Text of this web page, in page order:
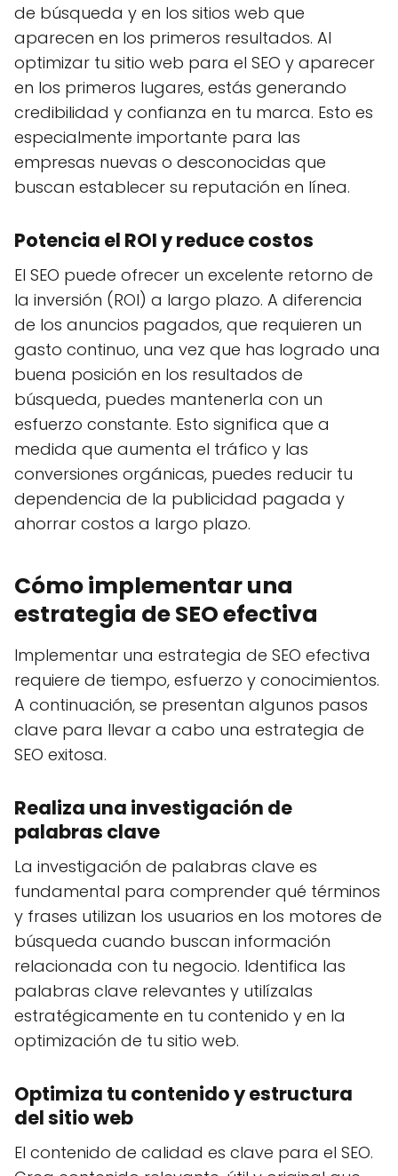
de búsqueda y en los sitios web que
aparecen en los primeros resultados. Al
optimizar tu sitio web para el SEO y aparecer
en los primeros lugares, estás generando
credibilidad y confianza en tu marca. Esto es
especialmente importante para las
empresas nuevas o desconocidas que
buscan establecer su reputación en línea.
Potencia el ROI y reduce costos
El SEO puede ofrecer un excelente retorno de
la inversión (ROI) a largo plazo. A diferencia
de los anuncios pagados, que requieren un
gasto continuo, una vez que has logrado una
buena posición en los resultados de
búsqueda, puedes mantenerla con un
esfuerzo constante. Esto significa que a
medida que aumenta el tráfico y las
conversiones orgánicas, puedes reducir tu
dependencia de la publicidad pagada y
ahorrar costos a largo plazo.
Cómo implementar una
estrategia de SEO efectiva
Implementar una estrategia de SEO efectiva
requiere de tiempo, esfuerzo y conocimientos.
A continuación, se presentan algunos pasos
clave para llevar a cabo una estrategia de
SEO exitosa.
Realiza una investigación de
palabras clave
La investigación de palabras clave es
fundamental para comprender qué términos
y frases utilizan los usuarios en los motores de
búsqueda cuando buscan información
relacionada con tu negocio. Identifica las
palabras clave relevantes y utilízalas
estratégicamente en tu contenido y en la
optimización de tu sitio web.
Optimiza tu contenido y estructura
del sitio web
El contenido de calidad es clave para el SEO.